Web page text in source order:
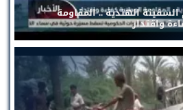
الهندية .. المقاومة
واقتدار